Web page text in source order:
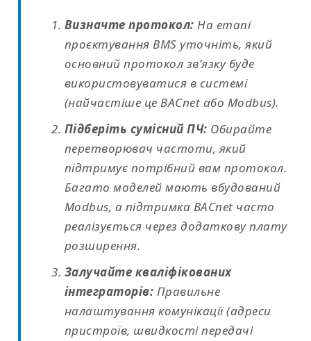
Визначте протокол: На етапі
проєктування BMS уточніть, який
основний протокол зв’язку буде
використовуватися в системі
(найчастіше це BACnet або Modbus).
Підберіть сумісний ПЧ: Обирайте
перетворювач частоти, який
підтримує потрібний вам протокол.
Багато моделей мають вбудований
Modbus, а підтримка BACnet часто
реалізується через додаткову плату
розширення.
Залучайте кваліфікованих
інтеграторів: Правильне
налаштування комунікації (адреси
пристроїв, швидкості передачі